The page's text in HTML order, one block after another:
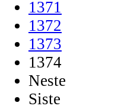
1371
1372
1373
1374
Neste
Siste